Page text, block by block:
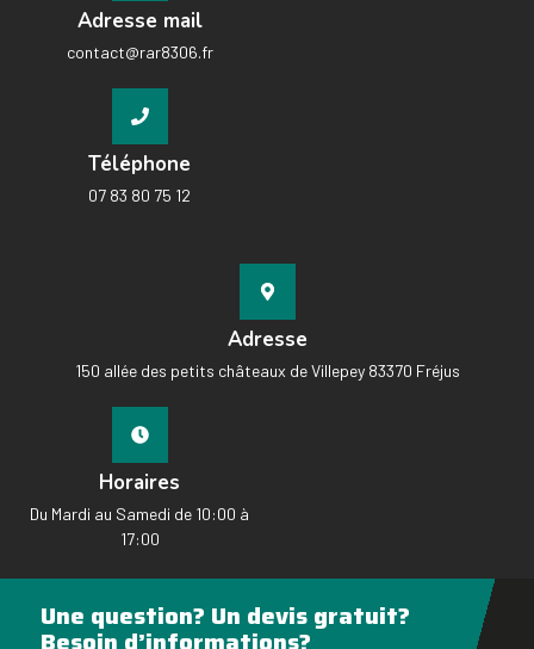
Adresse mail
contact@rar8306.fr
Téléphone
07 83 80 75 12
Adresse
150 allée des petits châteaux de Villepey 83370 Fréjus
Horaires
Du Mardi au Samedi de 10:00 à
17:00
Une question? Un devis gratuit?